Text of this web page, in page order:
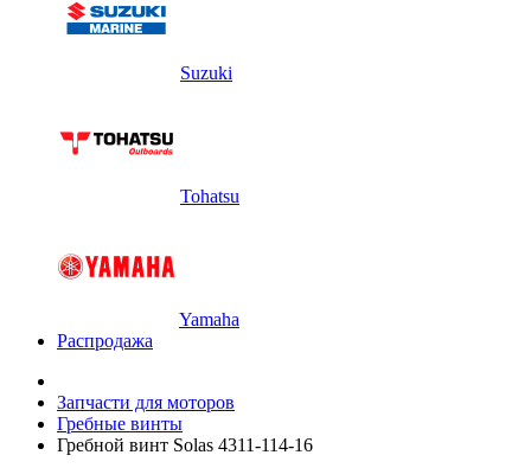
Suzuki
Tohatsu
Yamaha
Распродажа
Запчасти для моторов
Гребные винты
Гребной винт Solas 4311-114-16